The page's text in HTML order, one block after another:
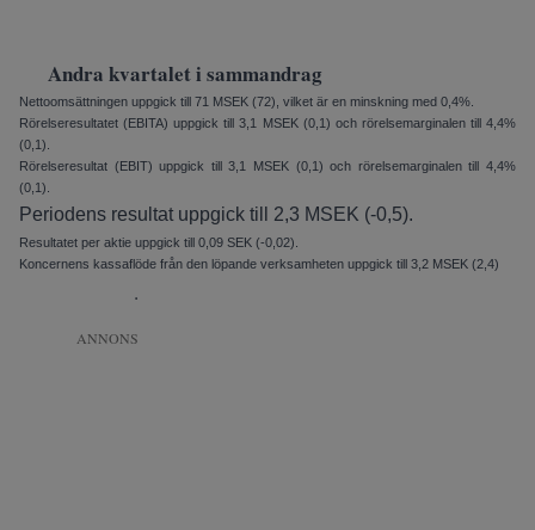
Andra kvartalet i sammandrag
Nettoomsättningen uppgick till 71 MSEK (72), vilket är en minskning med 0,4%.
Rörelseresultatet (EBITA) upp­gick till 3,1 MSEK (0,1) och rörelse­marginalen till 4,4%
(0,1).
Rörelseresultat (EBIT) uppgick till 3,1 MSEK (0,1) och rörelsemarginalen till 4,4%
(0,1).
Periodens resultat uppgick till 2,3 MSEK (-0,5).
Resultatet per aktie uppgick till 0,09 SEK (-0,02).
Koncernens kassaflöde från den löpande verksamheten uppgick till 3,2 MSEK (2,4)
.
ANNONS